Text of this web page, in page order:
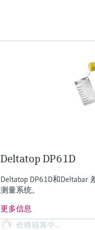
Deltatop DP61D
Deltatop DP61D和
测量系统。
更多信息
价格核算中…